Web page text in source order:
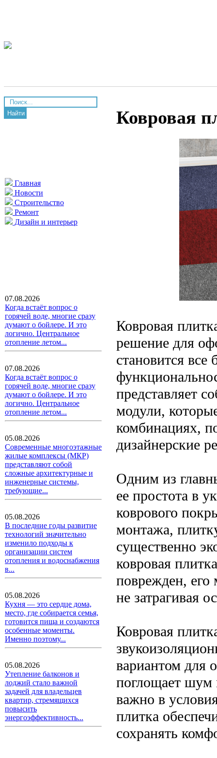
Найти
Главная
Новости
Строительство
Ремонт
Дизайн и интерьер
07.08.2026
Когда встаёт вопрос о
горячей воде, многие сразу
думают о бойлере. И это
логично. Центральное
отопление летом...
07.08.2026
Когда встаёт вопрос о
горячей воде, многие сразу
думают о бойлере. И это
логично. Центральное
отопление летом...
05.08.2026
Современные многоэтажные
жилые комплексы (МКР)
представляют собой
сложные архитектурные и
инженерные системы,
требующие...
05.08.2026
В последние годы развитие
технологий значительно
изменило подходы к
организации систем
отопления и водоснабжения
в...
05.08.2026
Кухня — это сердце дома,
место, где собирается семья,
готовится пища и создаются
особенные моменты.
Именно поэтому...
05.08.2026
Утепление балконов и
лоджий стало важной
задачей для владельцев
квартир, стремящихся
повысить
энергоэффективность...
Ковровая
Ковровая
решение для
становится все
представляет
модули,
комбинациях,
дизайнерские
Одним из
ее простота в
коврового
монтажа,
существенно
ковровая
поврежден, его
не затрагивая
Ковровая
вариантом для
поглощает шум
важно в
плитка
сохранять